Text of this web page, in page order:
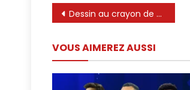
Navigation
l’article
Dessin au crayon de Lionel Messi – Comment dessiner Lionel Messi – Easy crayon Sketch of Messi
VOUS AIMEREZ AUSSI